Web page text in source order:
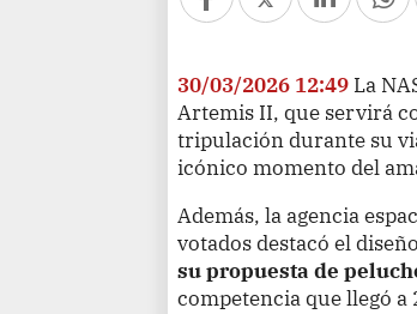
30/03/2026 12:49 La
Artemis II, que servirá
tripulación durante su
icónico momento del
Además, la agencia
votados destacó el
su propuesta de
competencia que llegó a